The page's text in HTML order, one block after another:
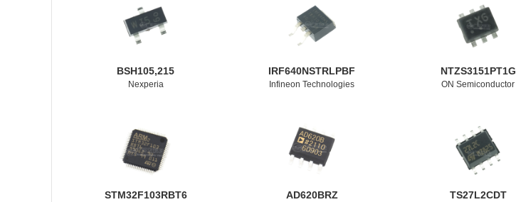
BSH105,215
Nexperia
IRF640NSTRLPBF
Infineon Technologies
NTZS3151PT1G
ON Semiconductor
STM32F103RBT6 AD620BRZ TS27L2CDT